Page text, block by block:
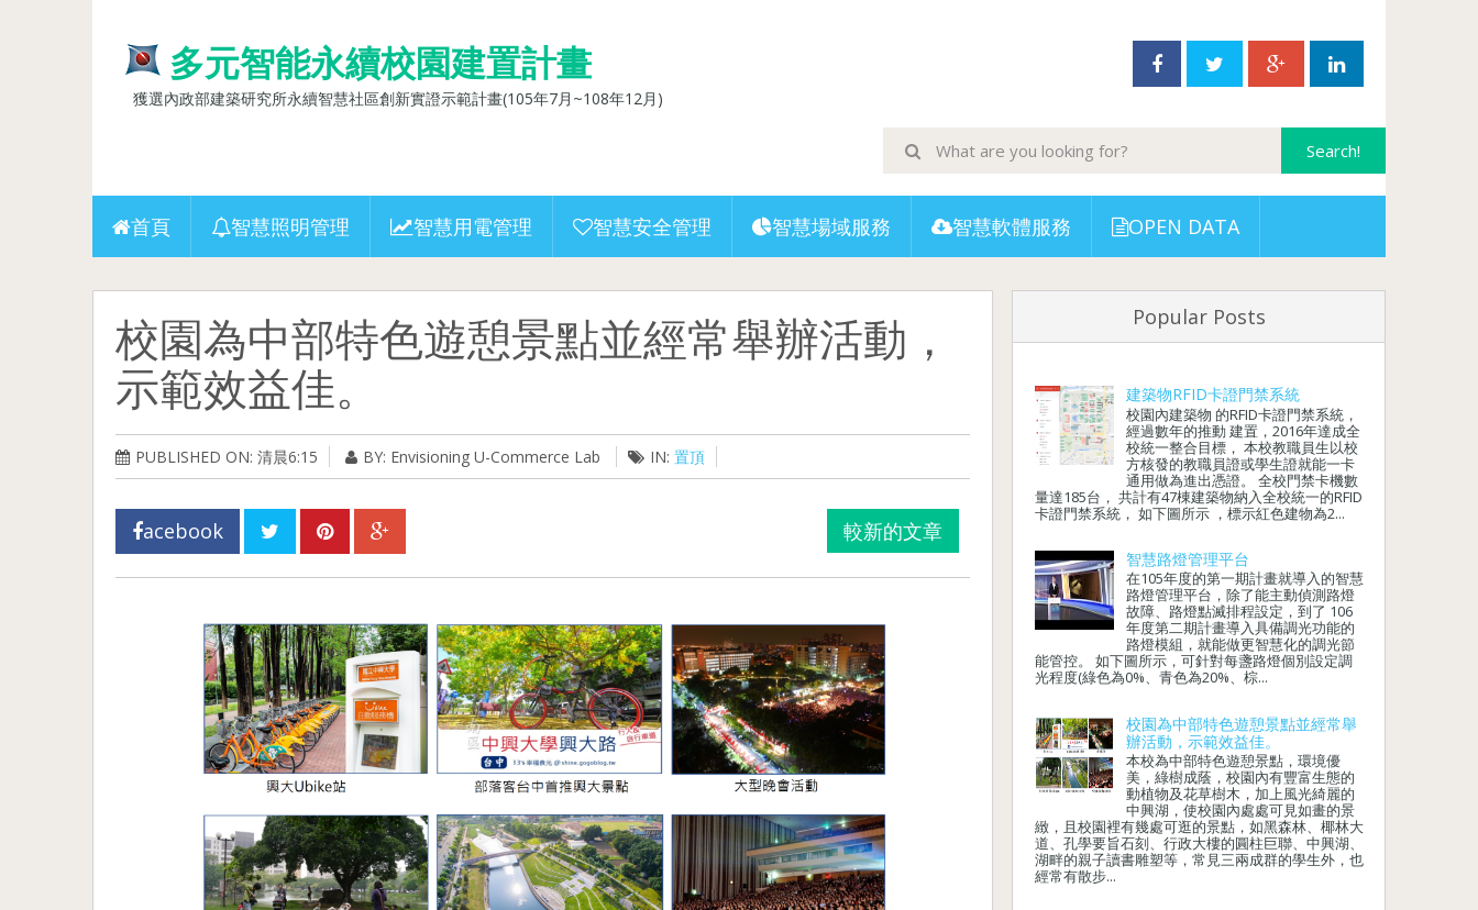
多元智能永續校園建置計畫
獲選內政部建築研究所永續智慧社區創新實證示範計畫(105年7月~108年12月)
首頁 智慧照明管理 智慧用電管理 智慧安全管理 智慧場域服務 智慧軟體服務 OPEN DATA
校園為中部特色遊憩景點並經常舉辦活動，
示範效益佳。
PUBLISHED ON: 清晨6:15 BY: Envisioning U-Commerce Lab IN: 置頂
acebook 較新的文章
Popular Posts
建築物RFID卡證門禁系統
校園內建築物 的RFID卡證門禁系統，
經過數年的推動 建置，2016年達成全
校統一整合目標， 本校教職員生以校
方核發的教職員證或學生證就能一卡
通用做為進出憑證。 全校門禁卡機數
量達185台， 共計有47棟建築物納入全校統一的RFID
卡證門禁系統， 如下圖所示 ，標示紅色建物為2...
智慧路燈管理平台
在105年度的第一期計畫就導入的智慧
路燈管理平台，除了能主動偵測路燈
故障、路燈點滅排程設定，到了 106
年度第二期計畫導入具備調光功能的
路燈模組，就能做更智慧化的調光節
能管控。 如下圖所示，可針對每盞路燈個別設定調
光程度(綠色為0%、青色為20%、棕...
校園為中部特色遊憩景點並經常舉
辦活動，示範效益佳。
本校為中部特色遊憩景點，環境優
美，綠樹成蔭，校園內有豐富生態的
動植物及花草樹木，加上風光綺麗的
中興湖，使校園內處處可見如畫的景
緻，且校園裡有幾處可逛的景點，如黑森林、椰林大
道、孔學要旨石刻、行政大樓的圓柱巨聯、中興湖、
湖畔的親子讀書雕塑等，常見三兩成群的學生外，也
經常有散步...